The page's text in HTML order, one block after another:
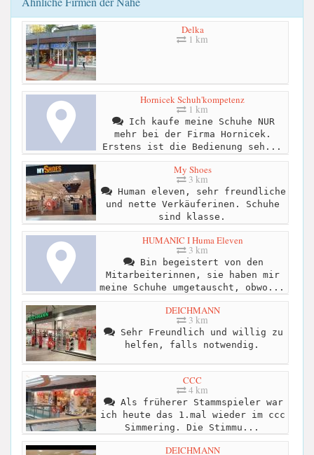
Delka
1 km
Hornicek Schuh'kompetenz
1 km
Ich kaufe meine Schuhe NUR
mehr bei der Firma Hornicek.
Erstens ist die Bedienung seh...
My Shoes
3 km
Human eleven, sehr freundliche
und nette Verkäuferinen. Schuhe
sind klasse.
HUMANIC I Huma Eleven
3 km
Bin begeistert von den
Mitarbeiterinnen, sie haben mir
meine Schuhe umgetauscht, obwo...
DEICHMANN
3 km
Sehr Freundlich und willig zu
helfen, falls notwendig.
CCC
4 km
Als früherer Stammspieler war
ich heute das 1.mal wieder im ccc
Simmering. Die Stimmu...
DEICHMANN